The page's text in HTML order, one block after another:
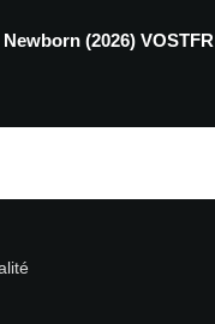
(2026) VOSTFR